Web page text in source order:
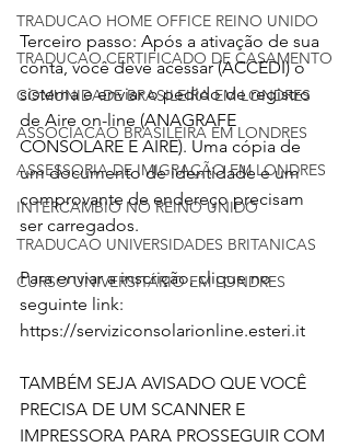
TRADUCAO HOME OFFICE REINO UNIDO
TRADUCAO CERTIFICADO DE CASAMENTO
COMUNIDADE BRASILEIRA EM LONDRES
ASSOCIACAO BRASILEIRA EM LONDRES
ASSESSORIA DE IMIGRAÇÃO EM LONDRES
INTERCAMBIO NO REINO UNIDO
TRADUCAO UNIVERSIDADES BRITANICAS
CURSO UNIVERSITÁRIO EM LONDRES
Terceiro passo: Após a ativação de sua
conta, você deve acessar (ACCEDI) o
sistema e enviar o pedido de registro
de Aire on-line (ANAGRAFE
CONSOLARE E AIRE). Uma cópia de
um documento de identidade e um
comprovante de endereço precisam
ser carregados.
Para enviar a inscrição, clique no
seguinte link:
https://serviziconsolarionline.esteri.it
TAMBÉM SEJA AVISADO QUE VOCÊ
PRECISA DE UM SCANNER E
IMPRESSORA PARA PROSSEGUIR COM